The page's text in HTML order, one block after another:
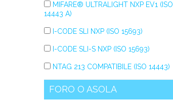
MIFARE® ULTRALIGHT NXP EV1 (ISO
14443 A)
I-CODE SLI NXP (ISO 15693)​
I-CODE SLI-S NXP (ISO 15693)​
NTAG 213 COMPATIBILE (ISO 14443)
FORO O ASOLA